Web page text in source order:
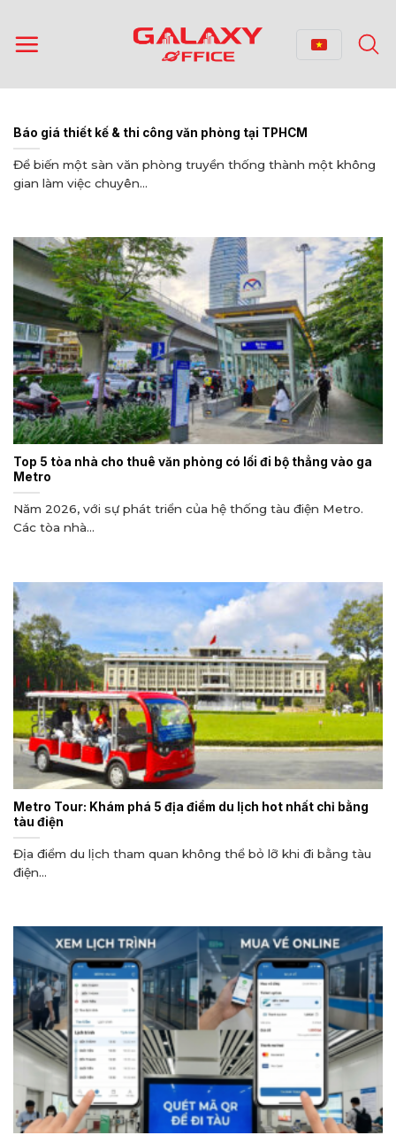
qua
nội
Báo giá thiết kế & thi công văn phòng tại TPHCM
Để biến một sàn văn phòng truyền thống thành một không
gian làm việc chuyên...
Top 5 tòa nhà cho thuê văn phòng có lối đi bộ thẳng vào ga
Metro
Năm 2026, với sự phát triển của hệ thống tàu điện Metro.
Các tòa nhà...
Metro Tour: Khám phá 5 địa điểm du lịch hot nhất chỉ bằng
tàu điện
Địa điểm du lịch tham quan không thể bỏ lỡ khi đi bằng tàu
điện...